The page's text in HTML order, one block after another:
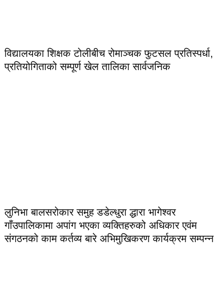
विद्यालयका शिक्षक टोलीबीच रोमाञ्चक फुटसल प्रतिस्पर्धा,
प्रतियोगिताको सम्पूर्ण खेल तालिका सार्वजनिक
लुनिभा बालसरोकार समुह डडेल्धुरा द्धारा भागेश्वर
गाँउपालिकामा अपांग भएका व्यक्तिहरुको अधिकार एवंम
संगठनको काम कर्तव्य बारे अभिमुखिकरण कार्यक्रम सम्पन्न